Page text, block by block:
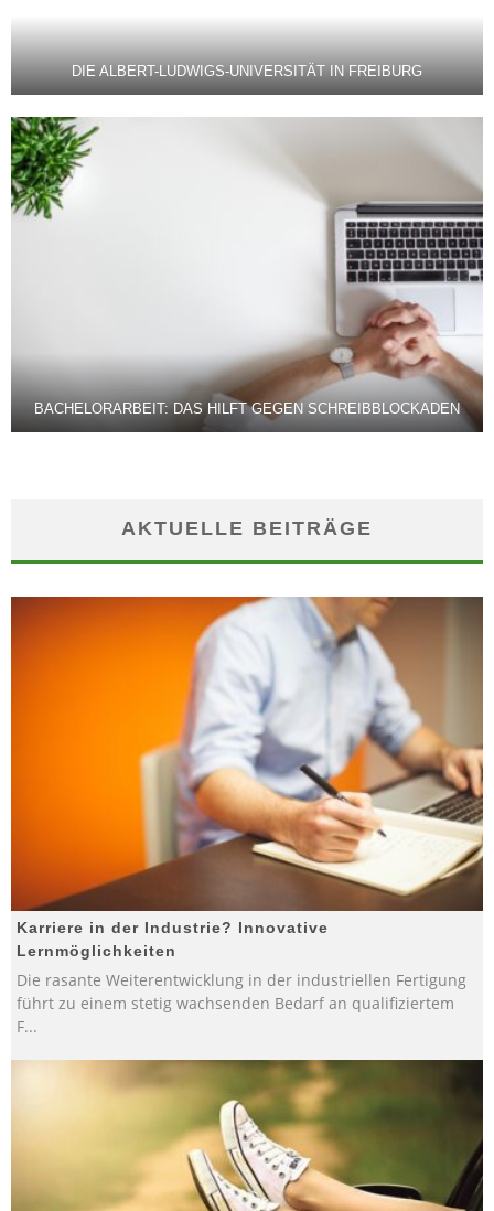
DIE ALBERT-LUDWIGS-UNIVERSITÄT IN FREIBURG
BACHELORARBEIT: DAS HILFT GEGEN SCHREIBBLOCKADEN
AKTUELLE BEITRÄGE
Karriere in der Industrie? Innovative
Lernmöglichkeiten
Die rasante Weiterentwicklung in der industriellen Fertigung
führt zu einem stetig wachsenden Bedarf an qualifiziertem
F...